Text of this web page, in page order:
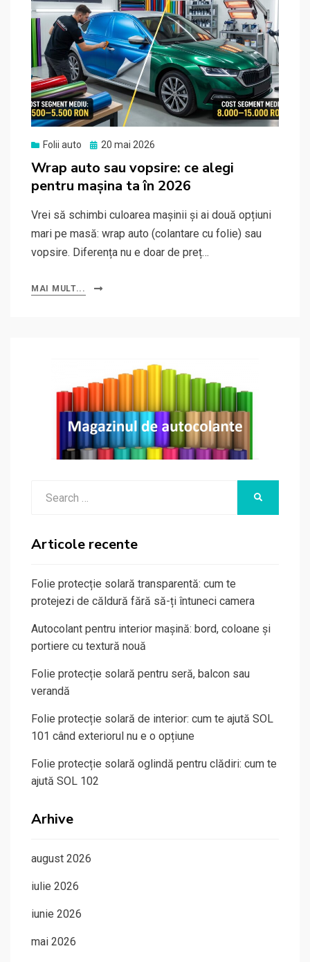
Folii auto
Posted
20 mai 2026
Wrap auto sau vopsire: ce alegi
pentru mașina ta în 2026
Vrei să schimbi culoarea mașinii și ai două opțiuni
mari pe masă: wrap auto (colantare cu folie) sau
vopsire. Diferența nu e doar de preț…
MAI MULT...
Articole recente
Folie protecție solară transparentă: cum te
protejezi de căldură fără să-ți întuneci camera
Autocolant pentru interior mașină: bord, coloane și
portiere cu textură nouă
Folie protecție solară pentru seră, balcon sau
verandă
Folie protecție solară de interior: cum te ajută SOL
101 când exteriorul nu e o opțiune
Folie protecție solară oglindă pentru clădiri: cum te
ajută SOL 102
Arhive
august 2026
iulie 2026
iunie 2026
mai 2026